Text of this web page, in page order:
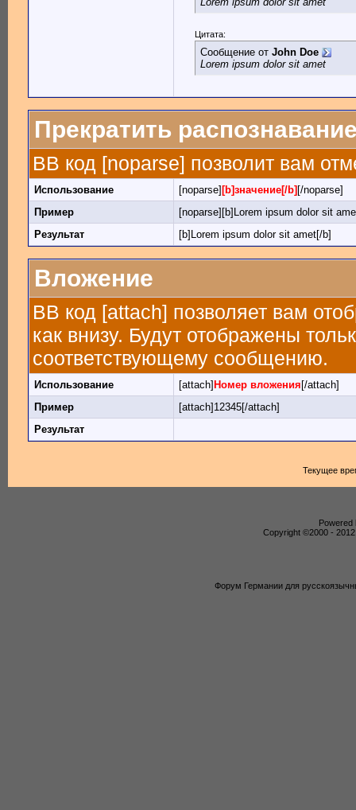
Цитата:
Сообщение от John Doe
Lorem ipsum dolor sit amet
Прекратить
BB код [noparse] позволит вам
Использование [noparse] [b]значение[/b] [/noparse]
Пример
[noparse][b]Lorem ipsum dolor sit
Результат
[b]Lorem ipsum dolor sit amet[/b]
Вложение
BB код [attach] позволяет вам
как внизу. Будут отображены
соответствующему сообщению.
Использование [attach] Номер вложения [/attach]
Пример
[attach]12345[/attach]
Результат
Текущее
Powered
Copyright ©2000 -
Форум Германии для